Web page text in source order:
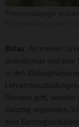
Bülau: An meiner
Grundschule und
in den
Dresden gibt, werden
Ganztag angeboten.
eine